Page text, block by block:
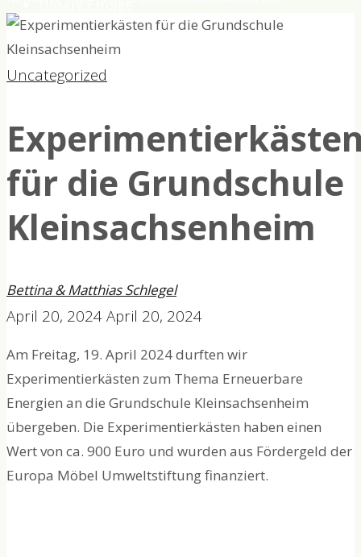
Windenergie und Photovoltaik an die Grundschule
Kleinsachsenheim.
Uncategorized
für die Grundschule
Kleinsachsenheim
Bettina & Matthias Schlegel
April 20, 2024 April 20, 2024
Am Freitag, 19. April 2024 durften wir
Experimentierkästen zum Thema Erneuerbare
Energien an die Grundschule Kleinsachsenheim
übergeben. Die Experimentierkästen haben einen
Wert von ca. 900 Euro und wurden aus Fördergeld der
Europa Möbel Umweltstiftung finanziert.